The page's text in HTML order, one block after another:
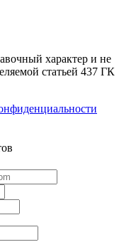
характер и не
статьей 437 ГК